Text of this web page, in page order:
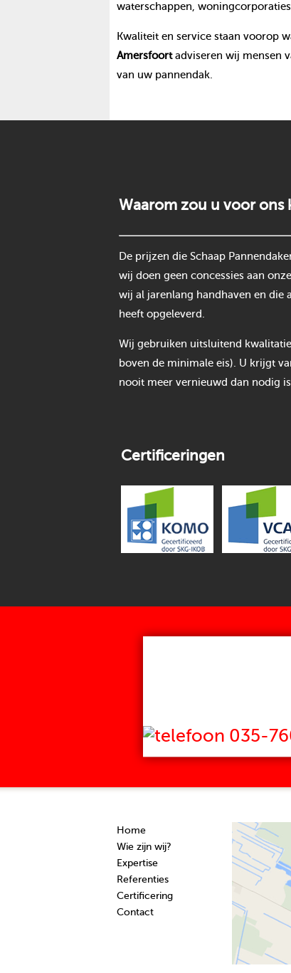
waterschappen,
Kwaliteit en service staan voorop
Amersfoortadviseren wij mensen
van uw pannendak.
Waarom zou u voor ons
De prijzen die Schaap
wij doen geen concessies aan
wij al jarenlang handhaven en die
heeft opgeleverd.
Wij gebruiken uitsluitend
boven de minimale eis). U krijgt
nooit meer vernieuwd dan nodig is
Certificeringen
035-
Home
Wie zijn wij?
Expertise
Referenties
Certificering
Contact